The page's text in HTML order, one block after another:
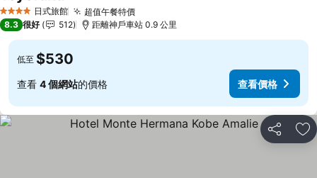
4 星級 日式旅館 超值午餐特價查看價格
查看價格
8.3 很好 512 距離神戶車站 0.9 公里
低至 $530
查看 4 個網站的價格 查看價格
分享 放